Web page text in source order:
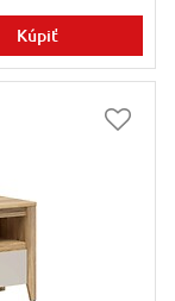
Kúpiť